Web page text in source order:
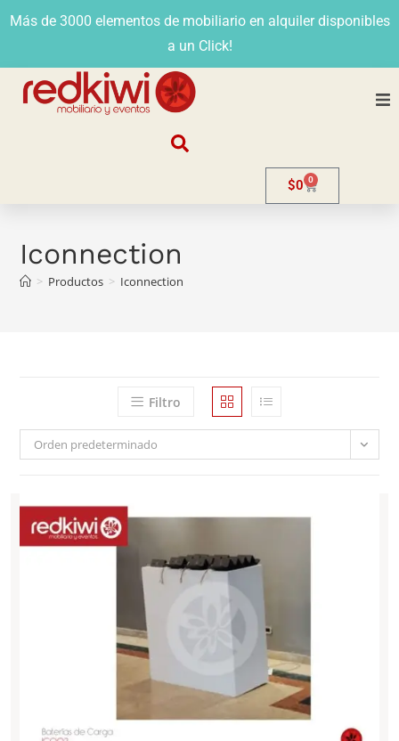
Más de 3000 elementos de mobiliario en alquiler disponibles
a un Click!
Contacto
$0 0
Iconnection
> Productos > Iconnection
Filtro
Orden predeterminado